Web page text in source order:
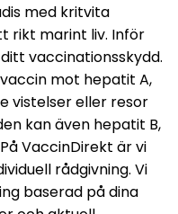
med kritvita
rikt marint liv. Inför
vaccinationsskydd.
mot hepatit A,
vistelser eller resor
kan även hepatit B,
På VaccinDirekt är vi
rådgivning. Vi
baserad på dina